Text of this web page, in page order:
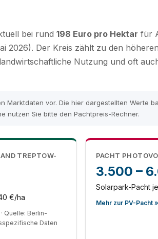
bei rund 198 Euro pro Hektar für
2026). Der Kreis zählt zu den
Nutzung und oft
Marktdaten vor. Die hier dargestellten Werte
nutzen Sie bitte den Pachtpreis-Rechner.
TREPTOW-
€/ha
Quelle: Berlin-
Daten
PACHT
3.500 –
Solarpark-Pacht
Mehr zur PV-Pacht »